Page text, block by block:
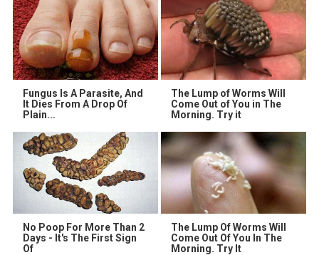
Fungus Is A Parasite, And
It Dies From A Drop Of
Plain...
The Lump of Worms Will
Come Out of You in The
Morning. Try it
No Poop For More Than 2
Days - It's The First Sign
Of
The Lump Of Worms Will
Come Out Of You In The
Morning. Try It